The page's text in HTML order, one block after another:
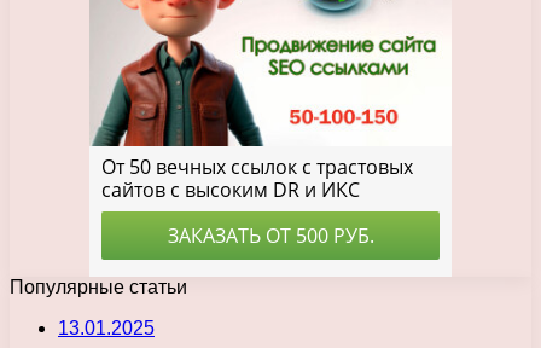
Популярные статьи
13.01.2025